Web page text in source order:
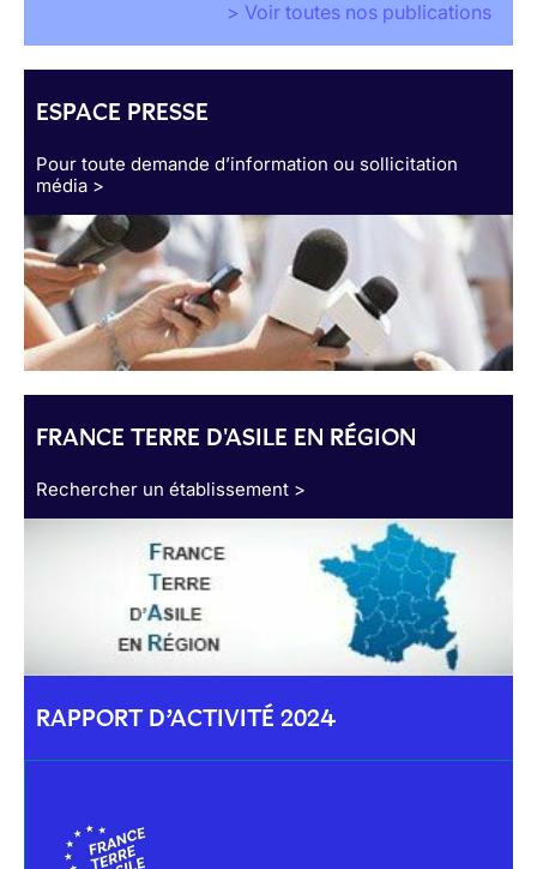
> Voir toutes nos publications
ESPACE PRESSE
Pour toute demande d’information ou sollicitation
média >
FRANCE TERRE D'ASILE EN RÉGION
Rechercher un établissement >
RAPPORT D’ACTIVITÉ 2024